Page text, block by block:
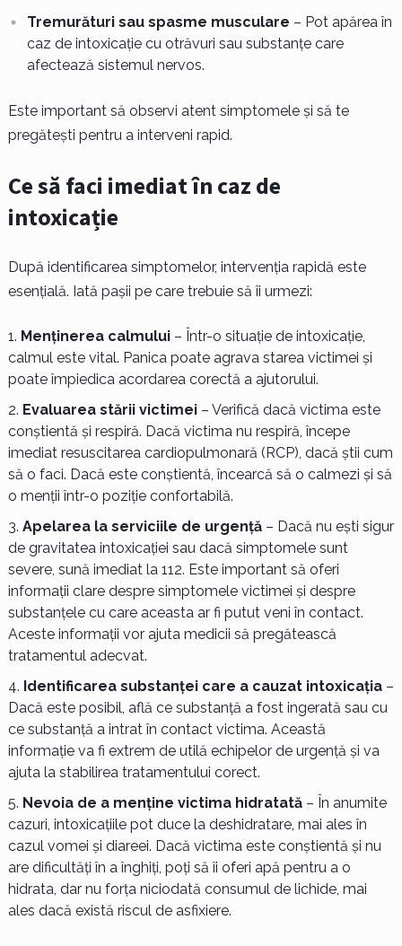
Tremurături sau spasme musculare – Pot apărea în
caz de intoxicație cu otrăvuri sau substanțe care
afectează sistemul nervos.
Este important să observi atent simptomele și să te
pregătești pentru a interveni rapid.
Ce să faci imediat în caz de
intoxicație
După identificarea simptomelor, intervenția rapidă este
esențială. Iată pașii pe care trebuie să îi urmezi:
Menținerea calmului– Într-o situație de intoxicație,
calmul este vital. Panica poate agrava starea victimei și
poate împiedica acordarea corectă a ajutorului.
Evaluarea stării victimei– Verifică dacă victima este
conștientă și respiră. Dacă victima nu respiră, începe
imediat resuscitarea cardiopulmonară (RCP), dacă știi cum
să o faci. Dacă este conștientă, încearcă să o calmezi și să
o menții într-o poziție confortabilă.
Apelarea la serviciile de urgență– Dacă nu ești sigur
de gravitatea intoxicației sau dacă simptomele sunt
severe, sună imediat la 112. Este important să oferi
informații clare despre simptomele victimei și despre
substanțele cu care aceasta ar fi putut veni în contact.
Aceste informații vor ajuta medicii să pregătească
tratamentul adecvat.
Identificarea substanței care a cauzat intoxicația–
Dacă este posibil, află ce substanță a fost ingerată sau cu
ce substanță a intrat în contact victima. Această
informație va fi extrem de utilă echipelor de urgență și va
ajuta la stabilirea tratamentului corect.
Nevoia de a menține victima hidratată– În anumite
cazuri, intoxicațiile pot duce la deshidratare, mai ales în
cazul vomei și diareei. Dacă victima este conștientă și nu
are dificultăți în a înghiți, poți să îi oferi apă pentru a o
hidrata, dar nu forța niciodată consumul de lichide, mai
ales dacă există riscul de asfixiere.